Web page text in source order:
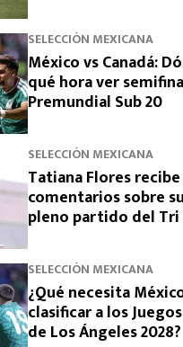
SELECCIÓN MEXICANA
México vs Canadá:
qué hora ver
Premundial Sub 20
SELECCIÓN MEXICANA
Tatiana Flores
comentarios sobre
pleno partido del
SELECCIÓN MEXICANA
¿Qué necesita
clasificar a los
de Los Ángeles 2028?